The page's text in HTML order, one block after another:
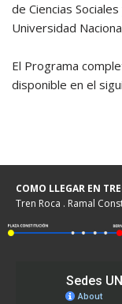
de Ciencias
Universidad
El Programa
disponible en el
COMO LLEGAR EN
Tren Roca . Ramal